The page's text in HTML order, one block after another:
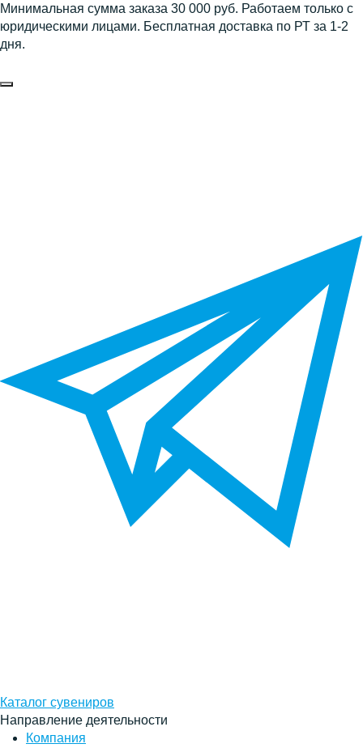
Минимальная сумма заказа 30 000 руб. Работаем только с
юридическими лицами. Бесплатная доставка по РТ за 1-2
дня.
Каталог сувениров
Направление деятельности
Компания